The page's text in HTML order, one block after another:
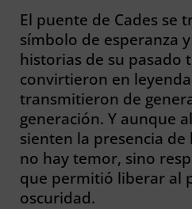
El puente de Cades se
símbolo de esperanza
historias de su pasado
convirtieron en
transmitieron de
generación. Y aunque
sienten la presencia
no hay temor, sino
que permitió liberar al
oscuridad.